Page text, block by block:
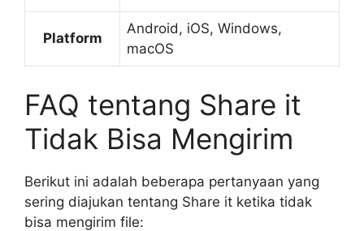
Platform
Android, iOS, Windows,
macOS
FAQ tentang Share it
Tidak Bisa Mengirim
Berikut ini adalah beberapa pertanyaan yang
sering diajukan tentang Share it ketika tidak
bisa mengirim file: